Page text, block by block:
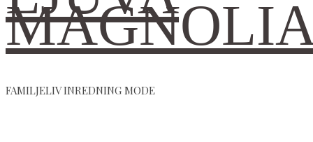
FAMILJELIV INREDNING MODE